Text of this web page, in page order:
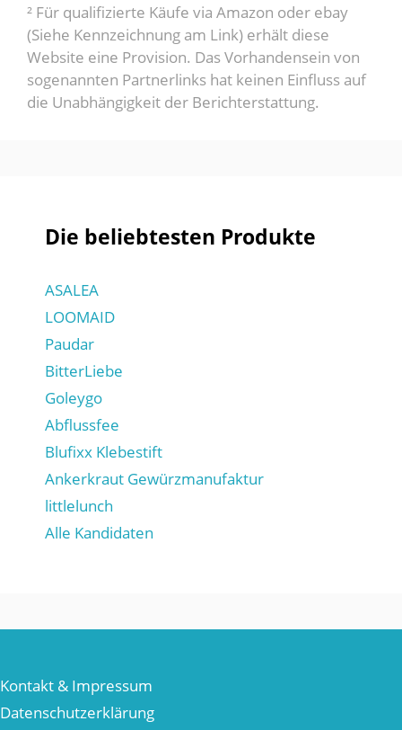
² Für qualifizierte Käufe via Amazon oder ebay
(Siehe Kennzeichnung am Link) erhält diese
Website eine Provision. Das Vorhandensein von
sogenannten Partnerlinks hat keinen Einfluss auf
die Unabhängigkeit der Berichterstattung.
Die beliebtesten Produkte
ASALEA
LOOMAID
Paudar
BitterLiebe
Goleygo
Abflussfee
Blufixx Klebestift
Ankerkraut Gewürzmanufaktur
littlelunch
Alle Kandidaten
Kontakt & Impressum
Datenschutzerklärung